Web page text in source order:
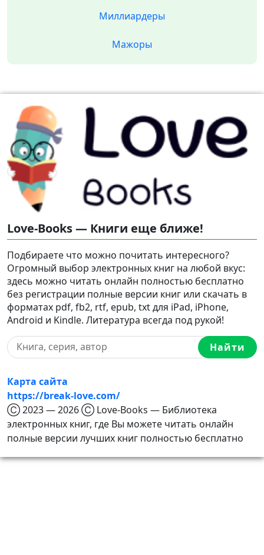
Миллиардеры
Мажоры
Love-Books — Книги еще ближе!
Подбираете что можно почитать интересного?
Огромный выбор электронных книг на любой вкус:
здесь можно читать онлайн полностью бесплатно
без регистрации полные версии книг или скачать в
форматах pdf, fb2, rtf, epub, txt для iPad, iPhone,
Android и Kindle. Литература всегда под рукой!
Найти
Карта сайта
https://break-love.com/
Ⓒ 2023 — 2026 Ⓒ Love-Books — Библиотека
электронных книг, где Вы можете читать онлайн
полные версии лучших книг полностью бесплатно